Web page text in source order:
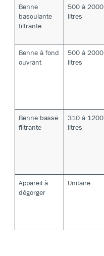
Benne
basculante
filtrante
500 à 2000
litres
Benne à fond
ouvrant
500 à 2000
litres
Benne basse
filtrante
310 à 1200
litres
Appareil à
dégorger
Unitaire